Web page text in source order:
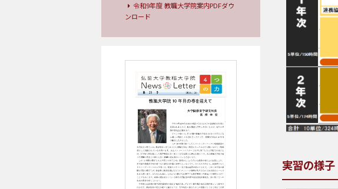
実習の様子
令和9年度 教職大学院案内PDFダウ
ンロード